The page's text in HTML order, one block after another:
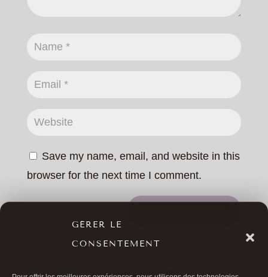
GÉRER LE
CONSENTEMENT
Save my name, email, and website in this
browser for the next time I comment.